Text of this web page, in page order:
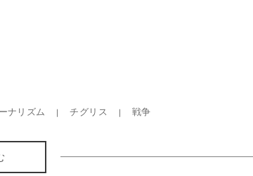
ナリズム チグリス 戦争